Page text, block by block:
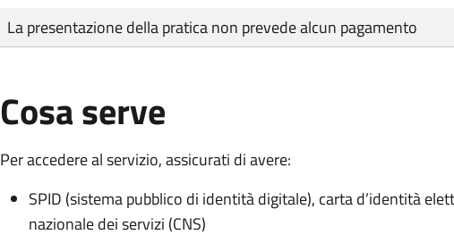
Tipo di pagamento
Importo
La presentazione della pratica non prevede alcun pagamento
Cosa serve
Per accedere al servizio, assicurati di avere:
SPID (sistema pubblico di identità digitale), carta d’identità
nazionale dei servizi (CNS)